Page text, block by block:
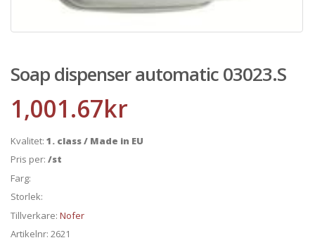
Soap dispenser automatic 03023.S
1,001.67kr
Kvalitet: 1. class / Made in EU
Pris per: /st
Farg:
Storlek:
Tillverkare: Nofer
Artikelnr: 2621